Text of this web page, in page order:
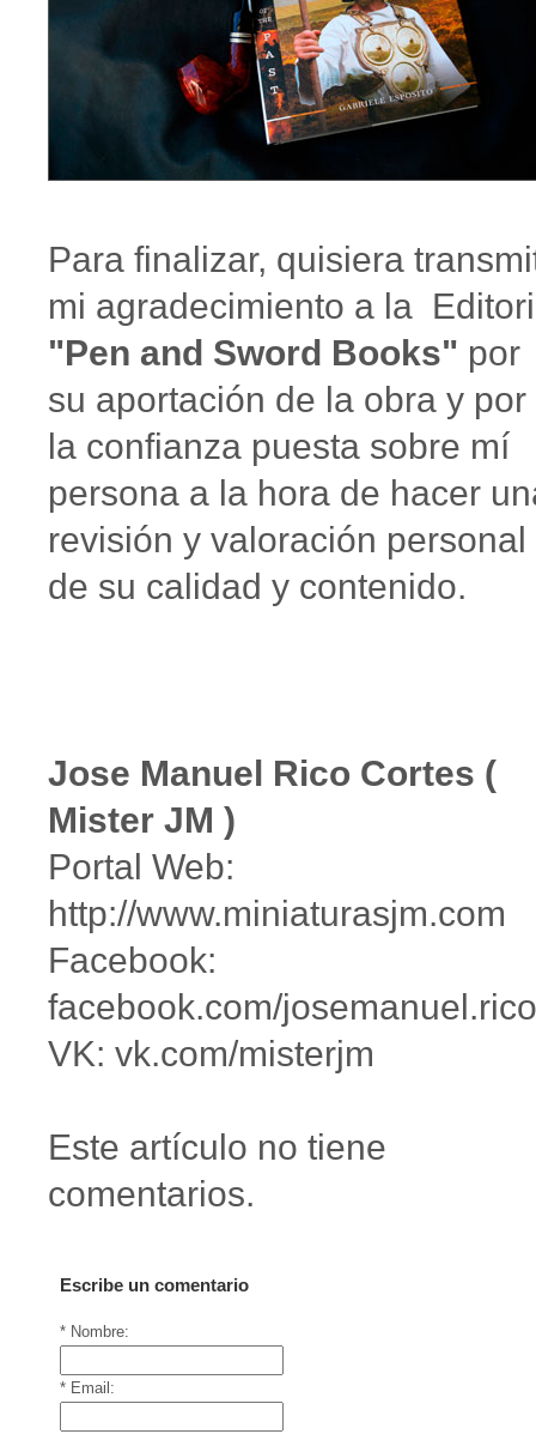
Para finalizar, quisiera
mi agradecimiento a la
"Pen and Sword Books" por
su aportación de la obra y por
la confianza puesta sobre mí
persona a la hora de hacer
revisión y valoración personal
de su calidad y contenido.
Jose Manuel Rico Cortes (
Mister JM )
Portal Web:
http://www.miniaturasjm.com
Facebook:
facebook.com/
VK: vk.com/misterjm
Este artículo no tiene
comentarios.
Escribe un comentario
* Nombre:
* Email: